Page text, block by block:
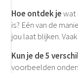
Hoe ontdek jewat
is? Eén van de
jou laat blijken.
Kun je de 5
voorbeelden